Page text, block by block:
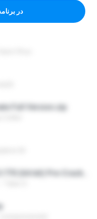
در
Full Version.zip